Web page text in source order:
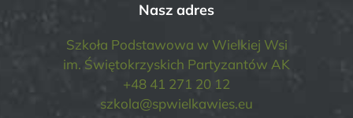
Nasz adres
Szkoła Podstawowa w Wielkiej Wsi
im. Świętokrzyskich Partyzantów AK
+48 41 271 20 12
szkola@spwielkawies.eu